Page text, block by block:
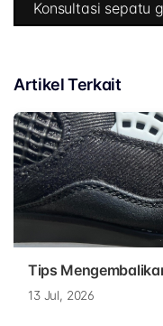
Konsultasi sepatu
Artikel Terkait
Tips
13 Jul, 2026